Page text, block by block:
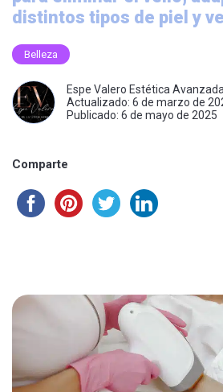
distintos tipos de piel y
Belleza
Espe Valero Estética Avanzada
Actualizado: 6 de marzo de
Publicado: 6 de mayo de 2025
Comparte